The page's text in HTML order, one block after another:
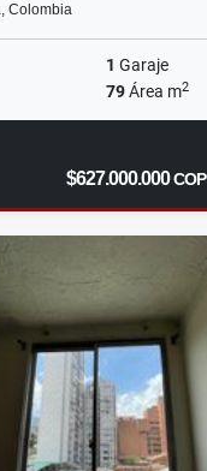
Colombia
1 Garaje
79Área m2
$627.000.000COP